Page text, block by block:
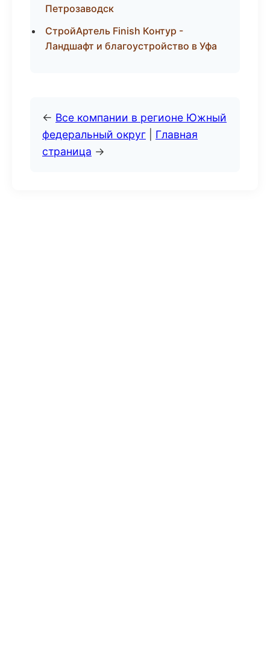
Петрозаводск
СтройАртель Finish Контур -
Ландшафт и благоустройство в Уфа
← Все компании в регионе Южный
федеральный округ
Главная
страница →